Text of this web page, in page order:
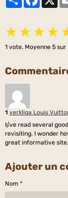
★ ★ ★ ★
1 vote. Moyenne 5 sur
1 verkliga Louis
I¡¦ve read several
revisiting. I wonder
great informative site.
Ajouter un
Nom